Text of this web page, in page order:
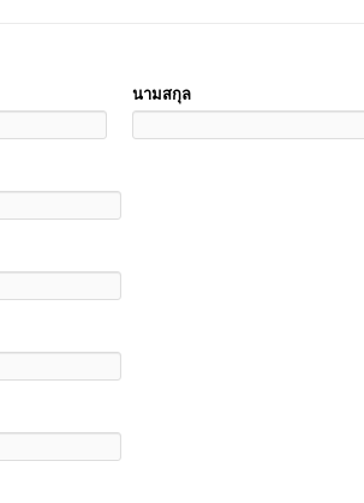
นามสกุล